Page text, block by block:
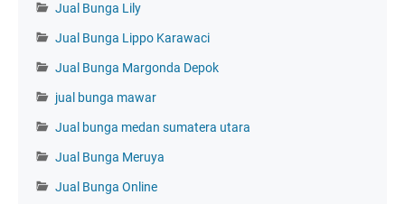
Jual Bunga Lily
Jual Bunga Lippo Karawaci
Jual Bunga Margonda Depok
jual bunga mawar
Jual bunga medan sumatera utara
Jual Bunga Meruya
Jual Bunga Online